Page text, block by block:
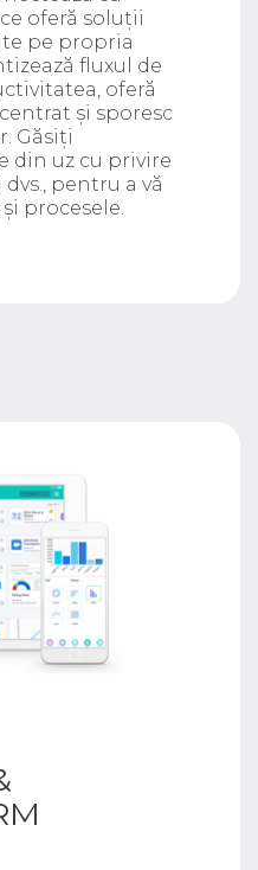
oferă soluții
pe propria
fluxul de
oferă
și sporesc
Găsiți
din uz cu privire
pentru a vă
procesele.